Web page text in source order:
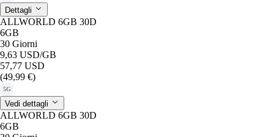
Dettagli
ALLWORLD 6GB 30D
6GB
30 Giorni
9,63 USD/GB
57,77 USD
(49,99 €)
5G
Vedi dettagli
ALLWORLD 6GB 30D
6GB